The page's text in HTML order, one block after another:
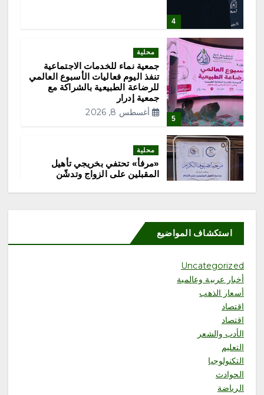
4
5
محلية
جمعية نماء للخدمات الاجتماعية
تنفذ اليوم فعاليات الأسبوع العالمي
للرضاعة الطبيعية بالشراكة مع
جمعية إدرار
أغسطس 8, 2026
محلية
«مرفأ» تحتفي بخريجي تأهيل
المقبلين على الزواج وتدشّن
استكشاف المواضيع
Uncategorized
أخبار عربية وعالمية
أسعار الذهب
اقتصاد
اقتصاد
الأدب والشعر
التعليم
التكنولوجيا
الحوادث
الرياضة